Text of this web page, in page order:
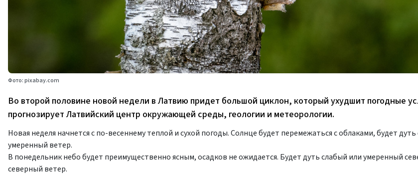
Фото: pixabay.com
Во второй половине новой недели в Латвию придет большой циклон, который ухудшит погодные
прогнозирует Латвийский центр окружающей среды, геологии и метеорологии.
Новая неделя начнется с по-весеннему теплой и сухой погоды. Солнце будет перемежаться с облаками, будет
умеренный ветер.
В понедельник небо будет преимущественно ясным, осадков не ожидается. Будет дуть слабый или умеренный
северный ветер.